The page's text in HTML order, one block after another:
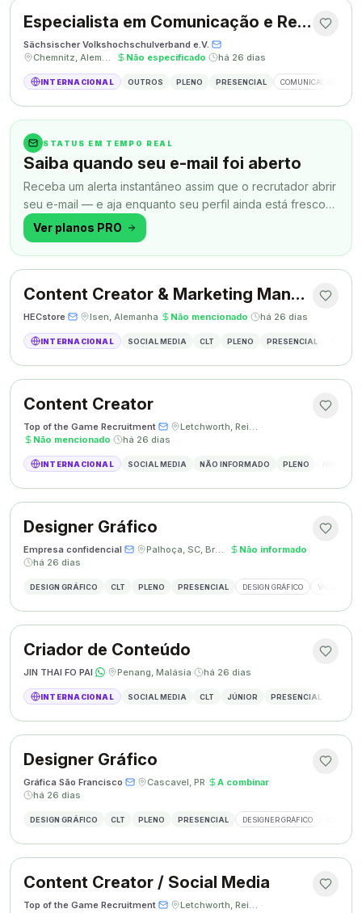
Especialista em Comunicação e Relações Públicas
Sächsischer Volkshochschulverband e.V.·
·
Chemnitz, Alemanha · Não especificado· há 26 dias
INTERNACIONAL OUTROS PLENO PRESENCIAL COMUNICAÇÃO
STATUS EM TEMPO REAL
Saiba quando seu e-mail foi aberto
Receba um alerta instantâneo assim que o recrutador abrir
seu e-mail — e aja enquanto seu perfil ainda está fresco
na memória.
Ver planos PRO
Content Creator & Marketing Manager
HECstore· · Isen, Alemanha· Não mencionado· há 26 dias
INTERNACIONAL SOCIAL MEDIA CLT PLENO PRESENCIAL
Content Creator
Top of the Game Recruitment· · Letchworth, Reino Unido ·
Não mencionado· há 26 dias
INTERNACIONAL SOCIAL MEDIA NÃO INFORMADO PLENO
Designer Gráfico
Empresa confidencial· · Palhoça, SC, Brasil · Não informado·
há 26 dias
DESIGN GRÁFICO CLT PLENO PRESENCIAL DESIGN GRÁFICO VAGA
Criador de Conteúdo
JIN THAI FO PAI· · Penang, Malásia· há 26 dias
INTERNACIONAL SOCIAL MEDIA CLT JÚNIOR PRESENCIAL
Designer Gráfico
Gráfica São Francisco· · Cascavel, PR· A combinar·
há 26 dias
DESIGN GRÁFICO CLT PLENO PRESENCIAL DESIGNER GRÁFICO
Content Creator / Social Media
Top of the Game Recruitment· · Letchworth, Reino Unido ·